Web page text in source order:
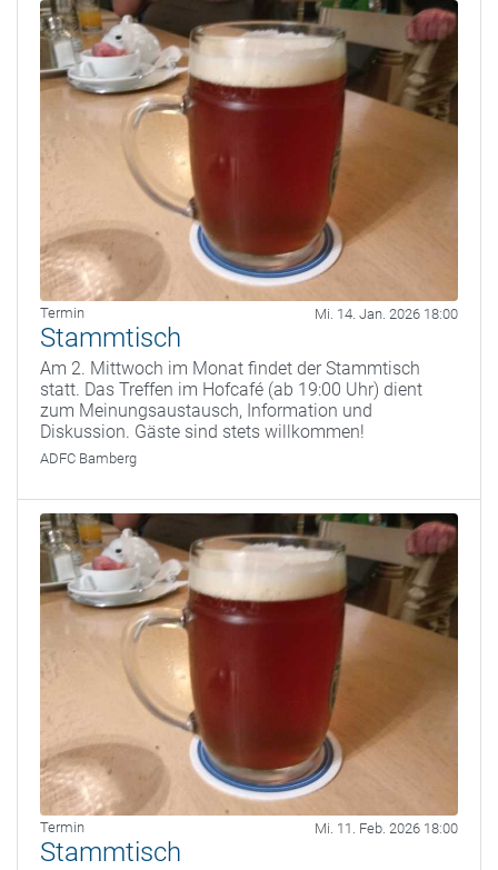
Termin Mi. 14. Jan. 2026 18:00
Stammtisch
Am 2. Mittwoch im Monat findet der Stammtisch
statt. Das Treffen im Hofcafé (ab 19:00 Uhr) dient
zum Meinungsaustausch, Information und
Diskussion. Gäste sind stets willkommen!
ADFC Bamberg
Termin Mi. 11. Feb. 2026 18:00
Stammtisch